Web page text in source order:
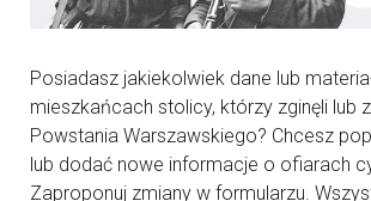
Posiadasz jakiekolwiek dane lub
mieszkańcach stolicy, którzy zginęli lub
Powstania Warszawskiego? Chcesz
lub dodać nowe informacje o ofiarach
Zaproponuj zmiany w formularzu.